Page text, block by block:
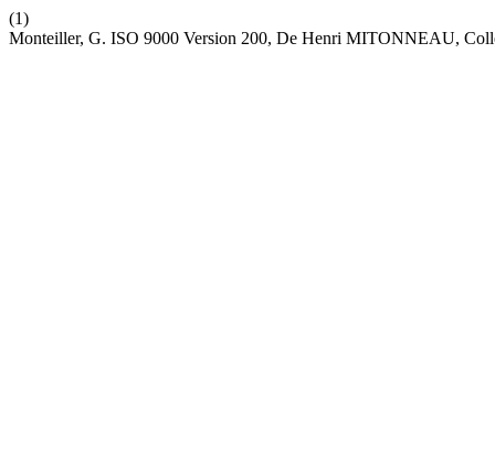
(1)
Monteiller, G. ISO 9000 Version 200, De Henri MITONNEAU,